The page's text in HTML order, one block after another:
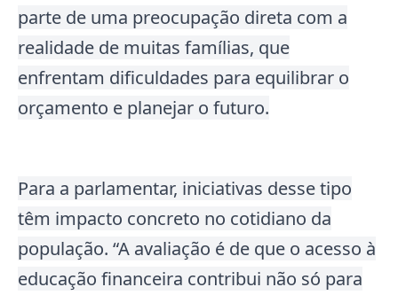
parte de uma preocupação direta com a
realidade de muitas famílias, que
enfrentam dificuldades para equilibrar o
orçamento e planejar o futuro.
Para a parlamentar, iniciativas desse tipo
têm impacto concreto no cotidiano da
população. “A avaliação é de que o acesso à
educação financeira contribui não só para